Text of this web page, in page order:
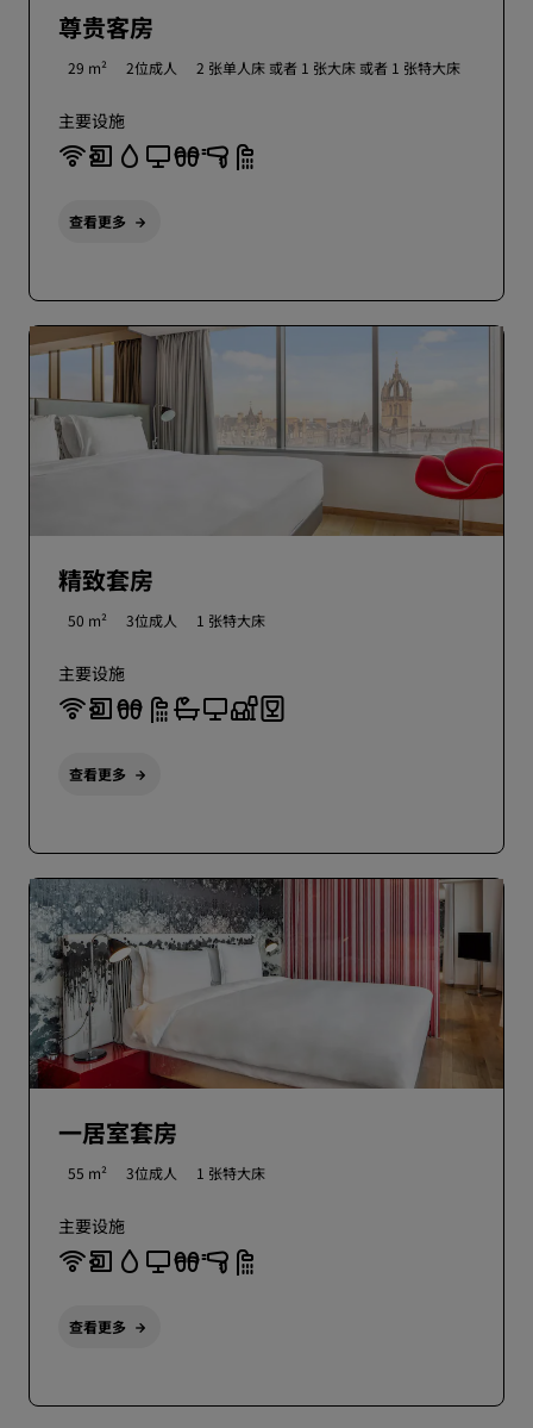
尊贵客房
29 m² 2位成人 2 张单人床 或者 1 张大床 或者 1 张特大床
主要设施
查看更多
精致套房
50 m² 3位成人 1 张特大床
主要设施
查看更多
一居室套房
55 m² 3位成人 1 张特大床
主要设施
查看更多